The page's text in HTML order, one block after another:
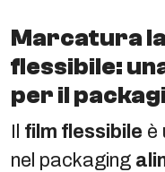
Marcatura
flessibile:
per il
Il film flessibile è
nel packaging